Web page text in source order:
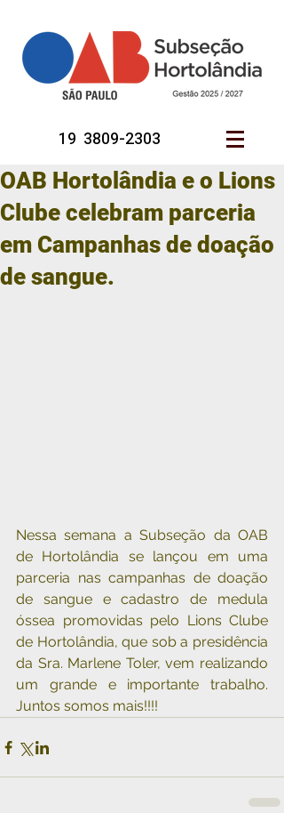
19 3809-2303
OAB Hortolândia e o Lions
Clube celebram parceria
em Campanhas de doação
de sangue.
Nessa semana a Subseção da OAB
de Hortolândia se lançou em uma
parceria nas campanhas de doação
de sangue e cadastro de medula
óssea promovidas pelo Lions Clube
de Hortolândia, que sob a presidência
da Sra. Marlene Toler, vem realizando
um grande e importante trabalho.
Juntos somos mais!!!!